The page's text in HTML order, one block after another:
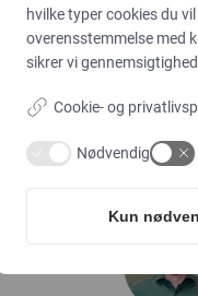
hvilke typer cookies du
overensstemmelse med
sikrer vi
Cookie- og
Nødvendig
Kun